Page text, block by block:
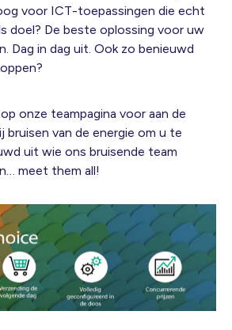
voor ICT-toepassingen die echt
doel? De beste oplossing voor uw
Dag in dag uit. Ook zo benieuwd
onze teampagina voor aan de
bruisen van de energie om u te
uit wie ons bruisende team
meet them all!